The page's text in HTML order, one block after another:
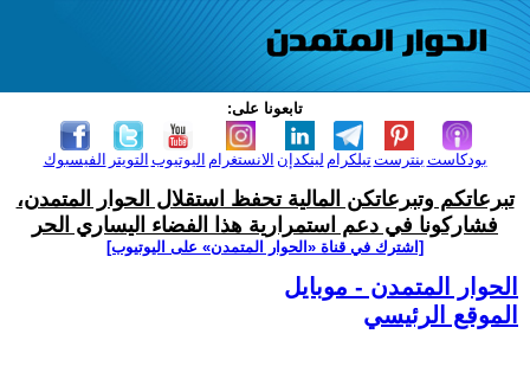
تابعونا على:
الفيسبوك التويتر اليوتيوب الانستغرام لينكدإن تيلكرامبنترست بودكاست
تبرعاتكم وتبرعاتكن المالية تحفظ استقلال الحوار المتمدن،
فشاركونا في دعم استمرارية هذا الفضاء اليساري الحر
[اشترك في قناة ‫«الحوار المتمدن» على اليوتيوب]
الحوار المتمدن - موبايل
الموقع الرئيسي